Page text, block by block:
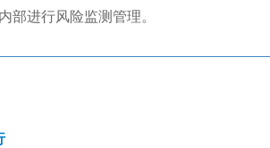
部进行风险监测管理。